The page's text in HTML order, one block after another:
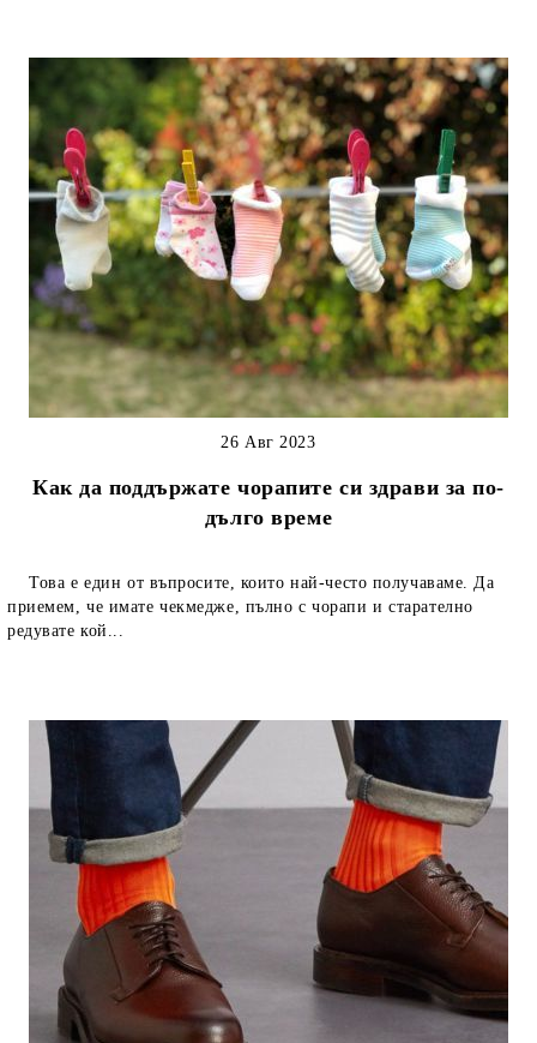
Как да поддържате чорапите си здрави за по-
дълго време
26 Авг 2023
Това е един от въпросите, които най-често получаваме. Да
приемем, че имате чекмедже, пълно с чорапи и старателно
редувате кой...